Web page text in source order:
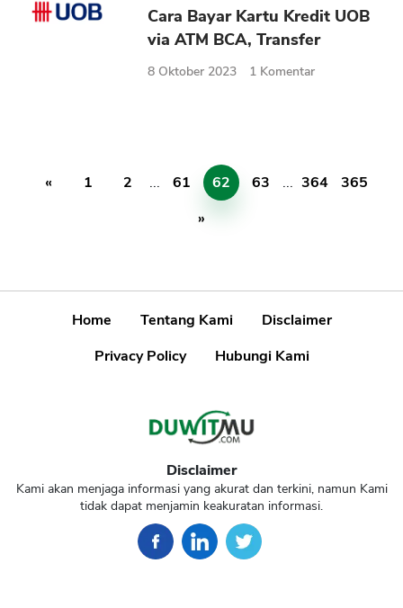
Cara Bayar Kartu Kredit UOB
via ATM BCA, Transfer
8 Oktober 2023 1 Komentar
« 1 2 ... 61 62 63 ... 364
365
»
Home Tentang Kami
Disclaimer
Privacy Policy
Hubungi Kami
Disclaimer
Kami akan menjaga informasi yang akurat dan terkini, namun Kami
tidak dapat menjamin keakuratan informasi.